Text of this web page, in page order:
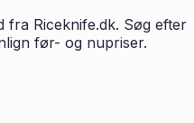
fra Riceknife.dk. Søg efter
før- og nupriser.